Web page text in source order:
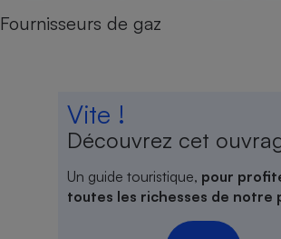
Fournisseurs de gaz
Vite !
Découvrez cet
Un guide touristique, pour
toutes les richesses de notre